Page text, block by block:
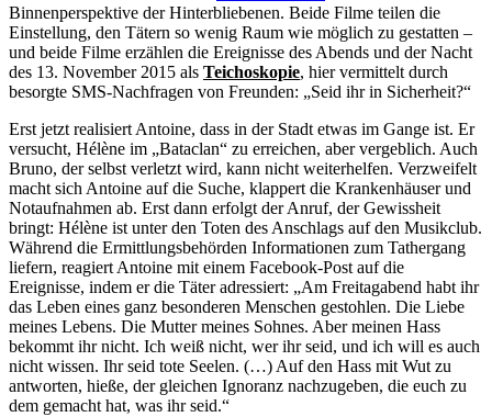
Binnenperspektive der Hinterbliebenen. Beide Filme teilen die
Einstellung, den Tätern so wenig Raum wie möglich zu gestatten –
und beide Filme erzählen die Ereignisse des Abends und der Nacht
des 13. November 2015 als Teichoskopie, hier vermittelt durch
besorgte SMS-Nachfragen von Freunden: „Seid ihr in Sicherheit?“
Erst jetzt realisiert Antoine, dass in der Stadt etwas im Gange ist. Er
versucht, Hélène im „Bataclan“ zu erreichen, aber vergeblich. Auch
Bruno, der selbst verletzt wird, kann nicht weiterhelfen. Verzweifelt
macht sich Antoine auf die Suche, klappert die Krankenhäuser und
Notaufnahmen ab. Erst dann erfolgt der Anruf, der Gewissheit
bringt: Hélène ist unter den Toten des Anschlags auf den Musikclub.
Während die Ermittlungsbehörden Informationen zum Tathergang
liefern, reagiert Antoine mit einem Facebook-Post auf die
Ereignisse, indem er die Täter adressiert: „Am Freitagabend habt ihr
das Leben eines ganz besonderen Menschen gestohlen. Die Liebe
meines Lebens. Die Mutter meines Sohnes. Aber meinen Hass
bekommt ihr nicht. Ich weiß nicht, wer ihr seid, und ich will es auch
nicht wissen. Ihr seid tote Seelen. (…) Auf den Hass mit Wut zu
antworten, hieße, der gleichen Ignoranz nachzugeben, die euch zu
dem gemacht hat, was ihr seid.“